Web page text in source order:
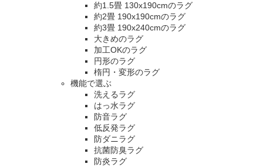
約1.5畳 130x190cmのラグ
約2畳 190x190cmのラグ
約3畳 190x240cmのラグ
大きめのラグ
加工OKのラグ
円形のラグ
楕円・変形のラグ
機能で選ぶ
洗えるラグ
はっ水ラグ
防音ラグ
低反発ラグ
防ダニラグ
抗菌防臭ラグ
防炎ラグ